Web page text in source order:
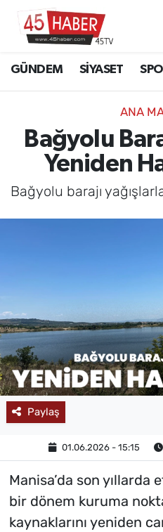
GÜNDEM SİYASET
ANA
Bağyolu
Yeniden
Bağyolu barajı
Paylaş
01.06.2026 - 15:15
Manisa’da son yıllarda
bir dönem kuruma
kaynaklarını yeniden
SİYASET
EKONOMİ
3.SAYFA
MAGAZİN
Manisa Hava Durumu
Manisa Namaz
Manisa Trafik
Süper Lig Puan